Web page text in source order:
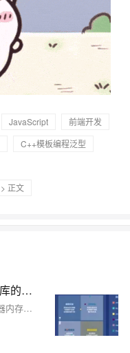
JavaScript
前端开发
C++模板编程泛型
> 正文
C++STL底层原理：探秘标准模板库的内部机制
🌟蒋星熠Jaxonic带你深入STL底层：从容器内存管理到红黑树、哈希表，剖析迭代器、算法与分配器核心机制，揭秘C++标准库的高效设计哲学与性能优化实践。